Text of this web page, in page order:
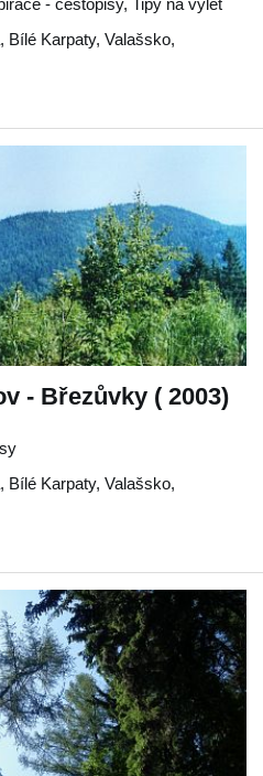
- cestopisy, Tipy na výlet
, Bílé Karpaty, Valašsko,
- Březůvky ( 2003)
, Bílé Karpaty, Valašsko,